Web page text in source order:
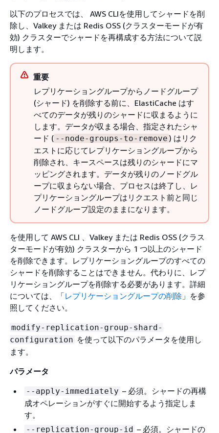
以下のプロセスでは、 AWS CLIを使用してシャードを削
除し、Valkey または Redis OSS (クラスターモードが有
効) クラスターでシャードを再構成する方法について説
明します。
重要
レプリケーショングループからノードグループ
(シャード) を削除する前に、ElastiCache はす
べてのデータが残りのシャードに収まるように
します。データが収まる場合、指定されたシャ
ード ( --node-groups-to-remove ) はリク
エストに応じてレプリケーショングループから
削除され、キースペースは残りのシャードにマ
ッピングされます。データが残りのノードグル
ープに収まらない場合、プロセスは終了し、レ
プリケーショングループはリクエスト前と同じ
ノードグループ設定のままになります。
を使用して AWS CLI 、Valkey または Redis OSS (クラス
ターモードが有効) クラスターから 1 つ以上のシャード
を削除できます。レプリケーショングループのすべての
シャードを削除することはできません。代わりに、レプ
リケーショングループを削除する必要があります。詳細
については、「レプリケーショングループの削除 」を参
照してください。
modify-replication-group-shard-
configuration を使って以下のパラメータを使用し
ます。
パラメータ
--apply-immediately – 必須。シャードの再構
成オペレーションがすぐに開始するよう指定しま
す。
--replication-group-id – 必須。シャードの